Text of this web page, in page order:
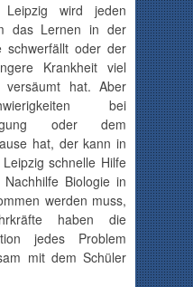
Leipzig wird jeden
das Lernen in der
schwerfällt oder der
Krankheit viel
hat. Aber
bei
oder dem
hat, der kann in
schnelle Hilfe
Biologie in
werden muss,
haben die
jedes Problem
mit dem Schüler